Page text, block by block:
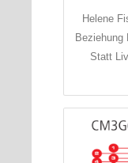
Helene
Beziehung
Statt